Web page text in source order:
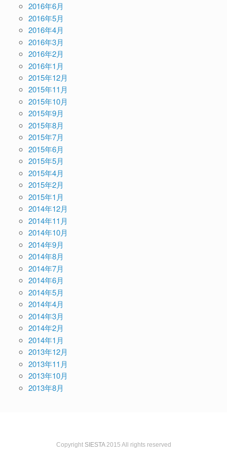
2016年6月
2016年5月
2016年4月
2016年3月
2016年2月
2016年1月
2015年12月
2015年11月
2015年10月
2015年9月
2015年8月
2015年7月
2015年6月
2015年5月
2015年4月
2015年2月
2015年1月
2014年12月
2014年11月
2014年10月
2014年9月
2014年8月
2014年7月
2014年6月
2014年5月
2014年4月
2014年3月
2014年2月
2014年1月
2013年12月
2013年11月
2013年10月
2013年8月
CopyrightSIESTA 2015 All rights reserved